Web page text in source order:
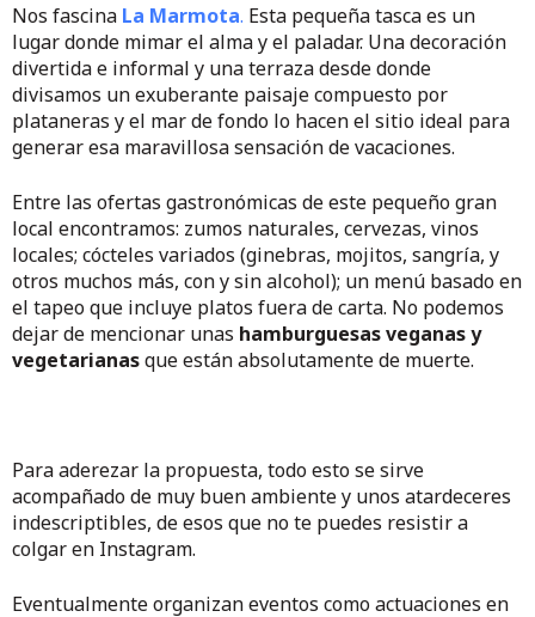
Nos fascina La Marmota. Esta pequeña tasca es un
lugar donde mimar el alma y el paladar. Una decoración
divertida e informal y una terraza desde donde
divisamos un exuberante paisaje compuesto por
plataneras y el mar de fondo lo hacen el sitio ideal para
generar esa maravillosa sensación de vacaciones.
Entre las ofertas gastronómicas de este pequeño gran
local encontramos: zumos naturales, cervezas, vinos
locales; cócteles variados (ginebras, mojitos, sangría, y
otros muchos más, con y sin alcohol); un menú basado en
el tapeo que incluye platos fuera de carta. No podemos
dejar de mencionar unas hamburguesas veganas y
vegetarianasque están absolutamente de muerte.
Para aderezar la propuesta, todo esto se sirve
acompañado de muy buen ambiente y unos atardeceres
indescriptibles, de esos que no te puedes resistir a
colgar en Instagram.
Eventualmente organizan eventos como actuaciones en